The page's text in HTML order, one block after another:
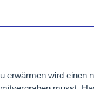
erwärmen wird einen